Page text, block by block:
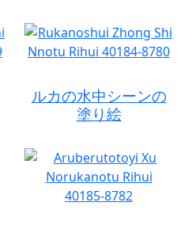
ルカの水中シーンの
塗り絵